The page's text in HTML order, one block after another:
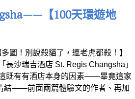
【100天環遊地
圖！別說殺貓了，連老虎都殺！】
沙瑞吉酒店 St. Regis Changsha」
既有有酒店本身的因素——畢竟這家
結——前面兩篇體驗文的作者、再加